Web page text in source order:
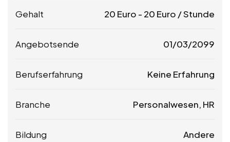
Gehalt 20 Euro - 20 Euro / Stunde
Angebotsende 01/03/2099
Berufserfahrung Keine Erfahrung
Branche Personalwesen, HR
Bildung Andere